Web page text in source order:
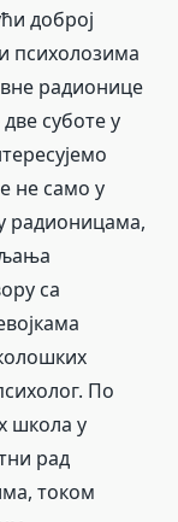
доброј
психолозима
радионице
суботе у
не само у
радионицама,
са
По
школа у
рад
током